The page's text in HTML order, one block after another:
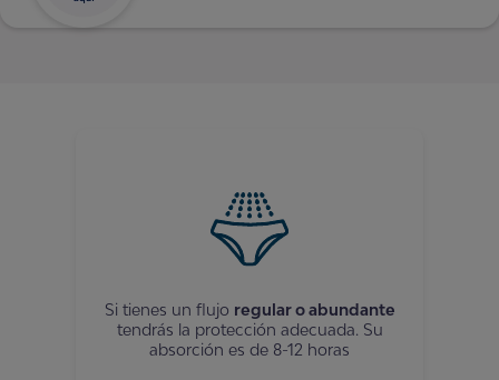
Si tienes un flujo regular o abundante
tendrás la protección adecuada. Su
absorción es de 8-12 horas